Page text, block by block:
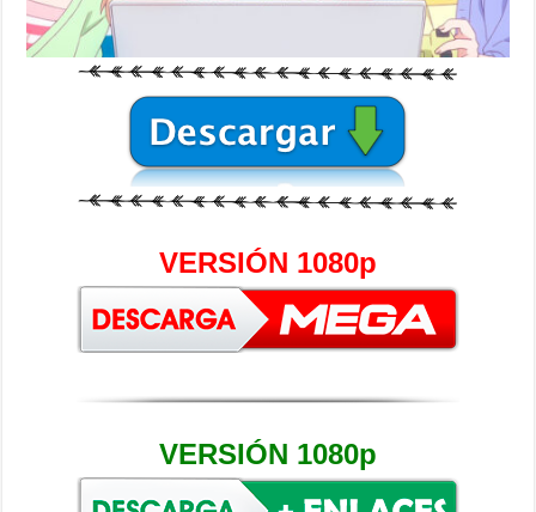
VERSIÓN 1080p
VERSIÓN 1080p